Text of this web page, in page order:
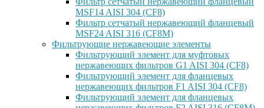
MSF14 AISI 304 (CF8)
Фильтр сетчатый нержавеющий фланцевый
MSF24 AISI 316 (CF8M)
Фильтрующие нержавеющие элементы
Фильтрующий элемент для муфтовых
нержавеющих фильтров G1 AISI 304 (CF8)
Фильтрующий элемент для фланцевых
нержавеющих фильтров F1 AISI 304 (CF8)
Фильтрующий элемент для фланцевых